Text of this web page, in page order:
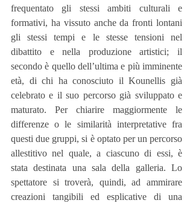
frequentato gli stessi ambiti culturali e
formativi, ha vissuto anche da fronti lontani
gli stessi tempi e le stesse tensioni nel
dibattito e nella produzione artistici; il
secondo è quello dell’ultima e più imminente
età, di chi ha conosciuto il Kounellis già
celebrato e il suo percorso già sviluppato e
maturato. Per chiarire maggiormente le
differenze o le similarità interpretative fra
questi due gruppi, si è optato per un percorso
allestitivo nel quale, a ciascuno di essi, è
stata destinata una sala della galleria. Lo
spettatore si troverà, quindi, ad ammirare
creazioni tangibili ed esplicative di una